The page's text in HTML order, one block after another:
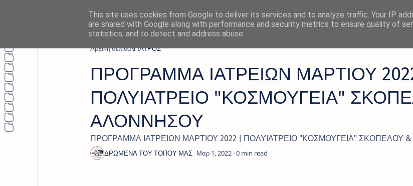
Αρχική σελίδα ΓΙΑΤΡΟΣ
ΠΡΟΓΡΑΜΜΑ ΙΑΤΡΕΙΩΝ ΜΑΡΤΙΟΥ
ΠΟΛΥΙΑΤΡΕΙΟ "ΚΟΣΜΟΥΓΕΙΑ"
ΑΛΟΝΝΗΣΟΥ
ΠΡΟΓΡΑΜΜΑ ΙΑΤΡΕΙΩΝ ΜΑΡΤΙΟΥ 2022 | ΠΟΛΥΙΑΤΡΕΙΟ "ΚΟΣΜΟΥΓΕΙΑ" ΣΚΟΠΕΛΟΥ
0
This site uses cookies from Google to deliver its services and to analyze traffic. Your IP
are shared with Google along with performance and security metrics to ensure quality of
statistics, and to detect and address abuse.